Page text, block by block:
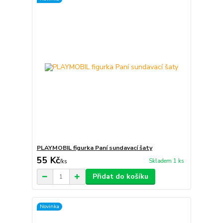
PLAYMOBIL figurka Paní sundavací šaty
55 Kč/ks Skladem 1 ks
Přidat do košíku
Novinka